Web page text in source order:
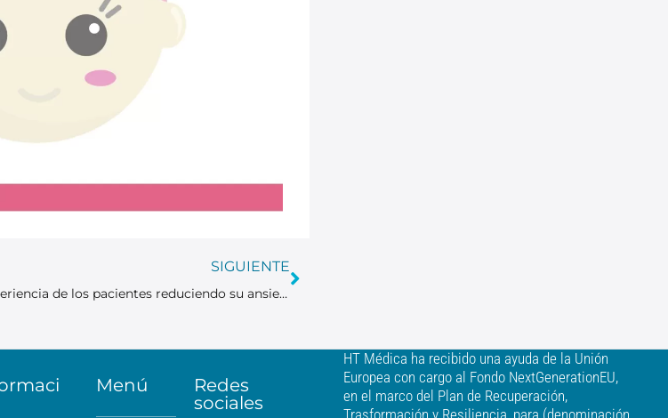
SIGUIENTE
Mejoramos la experiencia de los pacientes reduciendo su ansiedad durante las pruebas diagnósticas.
Menú
Redes
sociales
HT Médica ha recibido una ayuda de la Unión
Europea con cargo al Fondo NextGenerationEU,
en el marco del Plan de Recuperación,